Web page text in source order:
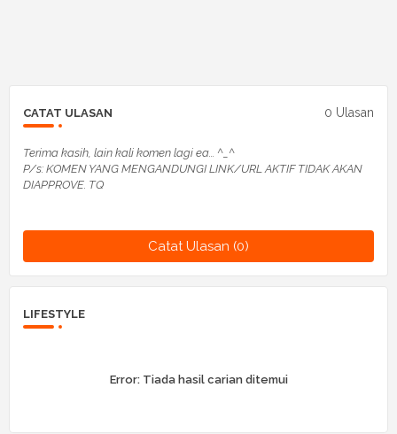
CATAT ULASAN 0 Ulasan
Terima kasih, lain kali komen lagi ea... ^_^
P/s: KOMEN YANG MENGANDUNGI LINK/URL AKTIF TIDAK AKAN
DIAPPROVE. TQ
Catat Ulasan (0)
LIFESTYLE
Error:Tiada hasil carian ditemui